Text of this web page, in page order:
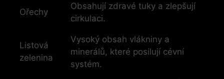
Ořechy
Obsahují zdravé tuky a zlepšují
cirkulaci.
Listová
zelenina
Vysoký obsah vlákniny a
minerálů, které posilují cévní
systém.